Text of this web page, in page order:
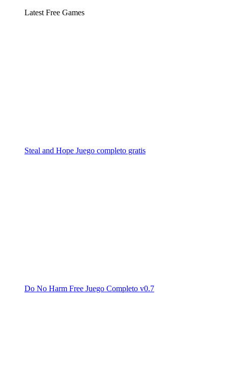
Latest Free Games
Steal and Hope Juego completo gratis
Do No Harm Free Juego Completo v0.7